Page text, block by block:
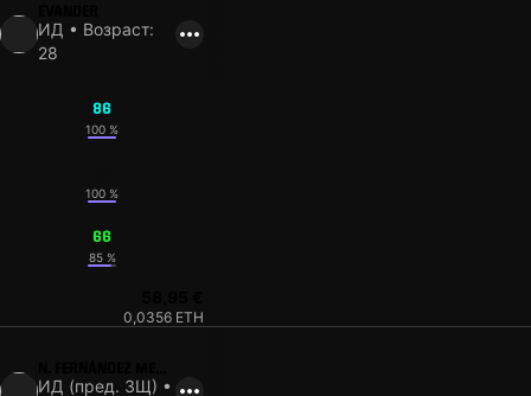
ИД • Возраст:
28
86
100 %
100 %
66
85 %
0,0356 ETH
AU
ИД (пред. ЗЩ) •